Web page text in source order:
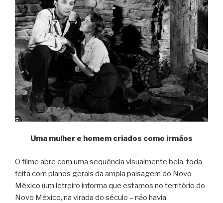
Uma mulher e homem criados como irmãos
O filme abre com uma sequência visualmente bela, toda
feita com planos gerais da ampla paisagem do Novo
México (um letreiro informa que estamos no território do
Novo México, na virada do século – não havia